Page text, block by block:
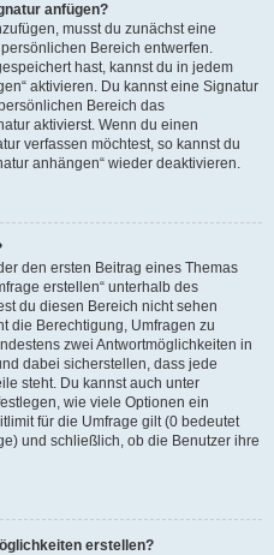
anfügen?
musst du zunächst eine
Bereich entwerfen.
hast, kannst du in jedem
aktivieren. Du kannst eine Signatur
Bereich das
aktivierst. Wenn du einen
verfassen möchtest, so kannst du
anhängen“ wieder deaktivieren.
den ersten Beitrag eines Themas
erstellen“ unterhalb des
du diesen Bereich nicht sehen
die Berechtigung, Umfragen zu
zwei Antwortmöglichkeiten in
dabei sicherstellen, dass jede
steht. Du kannst auch unter
wie viele Optionen ein
für die Umfrage gilt (0 bedeutet
und schließlich, ob die Benutzer ihre
erstellen?